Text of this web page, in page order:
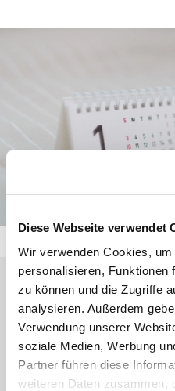
Diese Webseite verwendet
Wir verwenden Cookies,
personalisieren, Funktionen
zu können und die Zugriffe
analysieren. Außerdem
Verwendung unserer
soziale Medien, Werbung
Partner führen diese
weiteren Daten zusammen,
Donnerstag, 11.
Ev. Gemeindehaus
35745 Herborn